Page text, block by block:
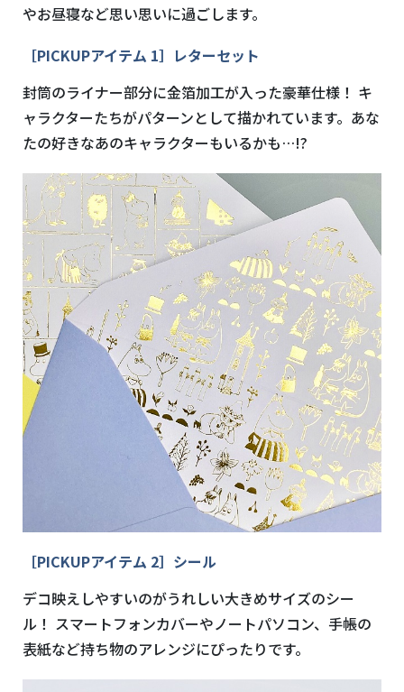
やお昼寝など思い思いに過ごします。
［PICKUPアイテム 1］レターセット
封筒のライナー部分に金箔加工が入った豪華仕様！ キ
ャラクターたちがパターンとして描かれています。あな
たの好きなあのキャラクターもいるかも…!?
［PICKUPアイテム 2］シール
デコ映えしやすいのがうれしい大きめサイズのシー
ル！ スマートフォンカバーやノートパソコン、手帳の
表紙など持ち物のアレンジにぴったりです。